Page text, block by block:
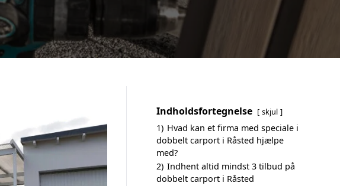
Indholdsfortegnelse skjul
1) Hvad kan et firma med speciale i
dobbelt carport i Råsted hjælpe
med?
2) Indhent altid mindst 3 tilbud på
dobbelt carport i Råsted